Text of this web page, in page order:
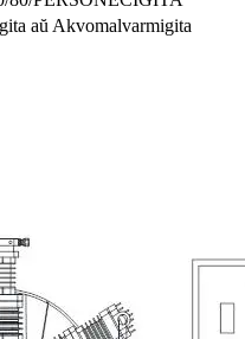
aŭ Akvomalvarmigita